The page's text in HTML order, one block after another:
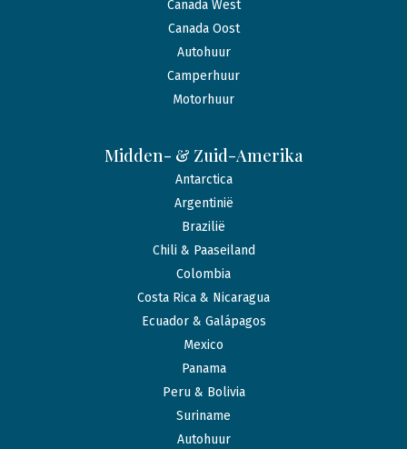
Canada West
Canada Oost
Autohuur
Camperhuur
Motorhuur
Midden- & Zuid-Amerika
Antarctica
Argentinië
Brazilië
Chili & Paaseiland
Colombia
Costa Rica & Nicaragua
Ecuador & Galápagos
Mexico
Panama
Peru & Bolivia
Suriname
Autohuur